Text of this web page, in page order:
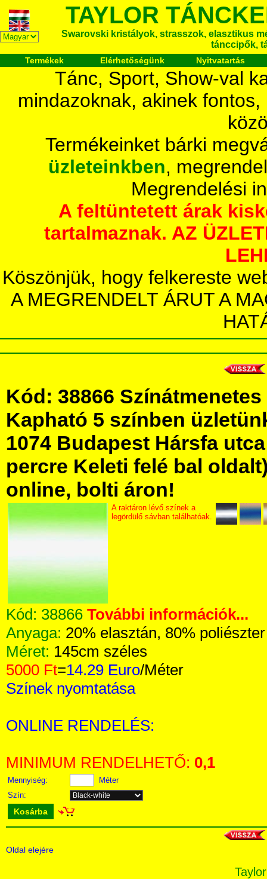
TAYLOR
Swarovski kristályok, strasszok, elasztikus
tánccipők,
Termékek Elérhetőségünk Nyitvatartás
Tánc, Sport, Show-val
mindazoknak, akinek
Termékeinket bárki
üzleteinkben,
Megrendelési
A feltüntetett árak
tartalmaznak. AZ
Köszönjük, hogy felkereste
A MEGRENDELT ÁRUT A
Kód: 38866
Kapható 5 színben
1074 Budapest Hársfa
percre Keleti felé bal
online, bolti áron!
A raktáron lévő színek a
legördülő sávban találhatóak.
Kód: 38866 További információk...
Anyaga: 20% elasztán, 80% poliészter
Méret: 145cm széles
5000 Ft=14.29 Euro/Méter
Színek nyomtatása
ONLINE RENDELÉS:
MINIMUM RENDELHETŐ: 0,1
Mennyiség:
Méter
Szín:
Kosárba
Oldal elejére